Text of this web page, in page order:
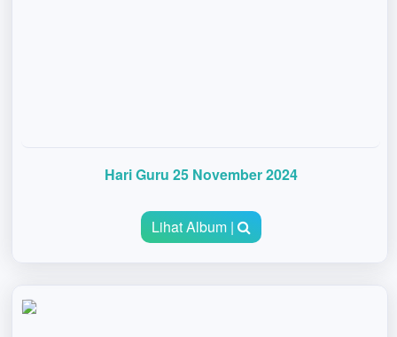
Hari Guru 25 November 2024
Lihat Album |